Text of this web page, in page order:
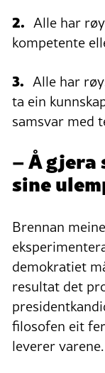
2. Alle har
kompetente
3. Alle har
ta ein
samsvar med
– Å
sine
Brennan
demokratiet
resultat det
filosofen eit
leverer varene.